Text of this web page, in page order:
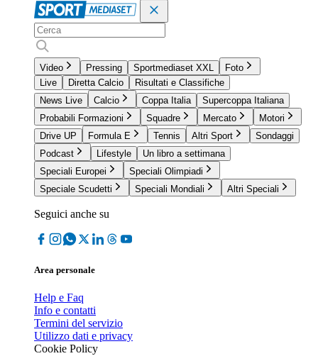
Video Pressing Sportmediaset XXL
Foto
Live
Diretta Calcio
Risultati e Classifiche
News Live
Calcio Coppa Italia
Supercoppa Italiana
Probabili Formazioni
Squadre Mercato
Motori
Drive UP
Formula E Tennis Altri Sport
Sondaggi
Podcast
Lifestyle
Un libro a settimana
Speciali Europei
Speciali Olimpiadi
Speciale Scudetti
Speciali Mondiali Altri Speciali
Seguici anche su
Area personale
Help e Faq
Info e contatti
Termini del servizio
Utilizzo dati e privacy
Cookie Policy